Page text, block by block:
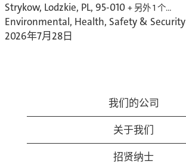
Strykow, Lodzkie, PL, 95-010 + 另外 1 个…
Environmental, Health, Safety & Security
2026年7月28日
我们的公司
关于我们
招贤纳士